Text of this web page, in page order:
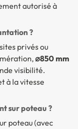
autorisé à
?
privés ou
⌀850 mm
visibilité.
à la vitesse
sur poteau ?
poteau (avec